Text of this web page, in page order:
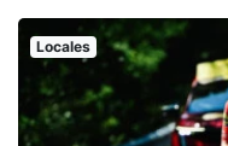
Locales